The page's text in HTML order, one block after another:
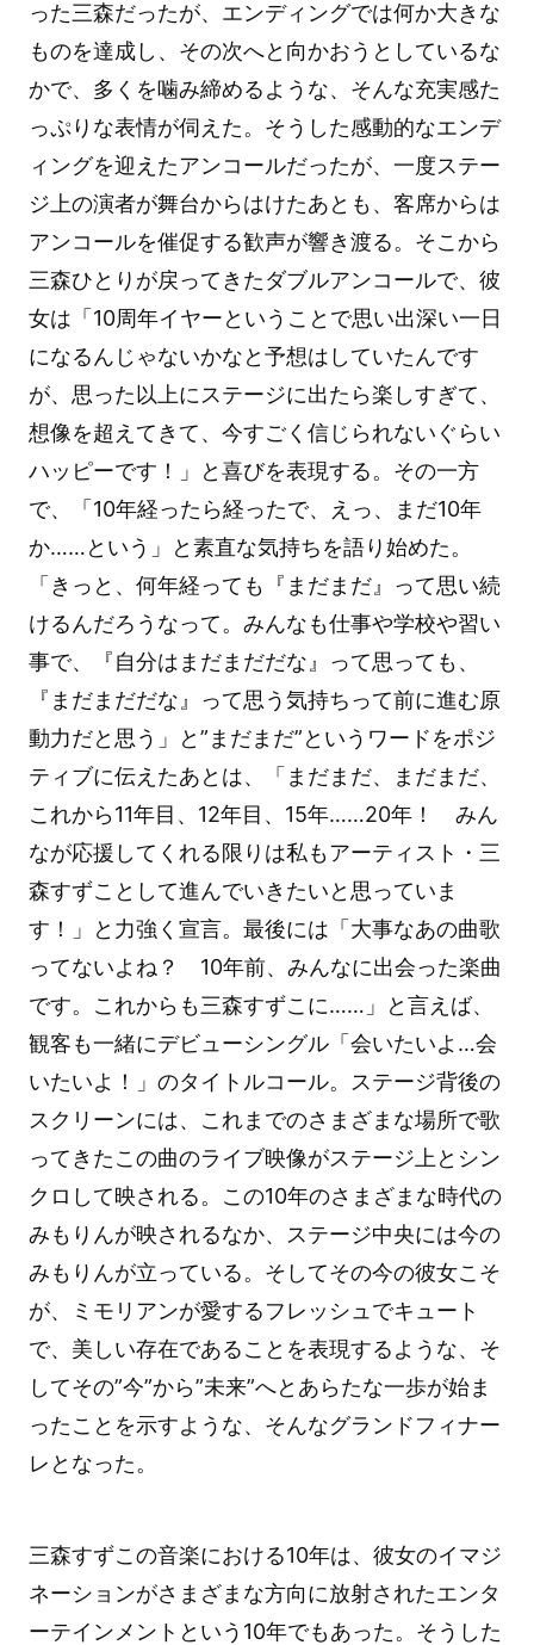
った三森だったが、エンディングでは何か大きな
ものを達成し、その次へと向かおうとしているな
かで、多くを噛み締めるような、そんな充実感た
っぷりな表情が伺えた。そうした感動的なエンデ
ィングを迎えたアンコールだったが、一度ステー
ジ上の演者が舞台からはけたあとも、客席からは
アンコールを催促する歓声が響き渡る。そこから
三森ひとりが戻ってきたダブルアンコールで、彼
女は「10周年イヤーということで思い出深い一日
になるんじゃないかなと予想はしていたんです
が、思った以上にステージに出たら楽しすぎて、
想像を超えてきて、今すごく信じられないぐらい
ハッピーです！」と喜びを表現する。その一方
で、「10年経ったら経ったで、えっ、まだ10年
か……という」と素直な気持ちを語り始めた。
「きっと、何年経っても『まだまだ』って思い続
けるんだろうなって。みんなも仕事や学校や習い
事で、『自分はまだまだだな』って思っても、
『まだまだだな』って思う気持ちって前に進む原
動力だと思う」と”まだまだ”というワードをポジ
ティブに伝えたあとは、「まだまだ、まだまだ、
これから11年目、12年目、15年……20年！ みん
なが応援してくれる限りは私もアーティスト・三
森すずことして進んでいきたいと思っていま
す！」と力強く宣言。最後には「大事なあの曲歌
ってないよね？ 10年前、みんなに出会った楽曲
です。これからも三森すずこに……」と言えば、
観客も一緒にデビューシングル「会いたいよ…会
いたいよ！」のタイトルコール。ステージ背後の
スクリーンには、これまでのさまざまな場所で歌
ってきたこの曲のライブ映像がステージ上とシン
クロして映される。この10年のさまざまな時代の
みもりんが映されるなか、ステージ中央には今の
みもりんが立っている。そしてその今の彼女こそ
が、ミモリアンが愛するフレッシュでキュート
で、美しい存在であることを表現するような、そ
してその”今”から”未来”へとあらたな一歩が始ま
ったことを示すような、そんなグランドフィナー
レとなった。
三森すずこの音楽における10年は、彼女のイマジ
ネーションがさまざまな方向に放射されたエンタ
ーテインメントという10年でもあった。そうした